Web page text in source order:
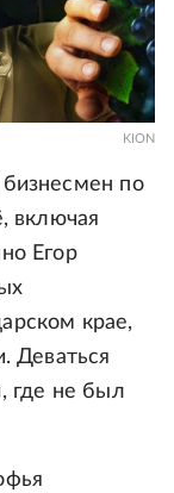
KION
по
включая
Егор
крае,
Деваться
где не был